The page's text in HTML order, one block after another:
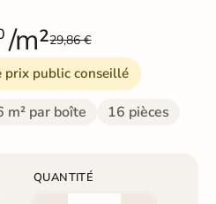
/m²29,86 €
prix public conseillé
m² par boîte 16 pièces
QUANTITÉ